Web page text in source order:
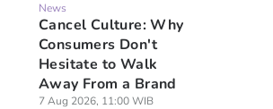
News
Cancel Culture: Why
Consumers Don't
Hesitate to Walk
Away From a Brand
7 Aug 2026, 11:00 WIB